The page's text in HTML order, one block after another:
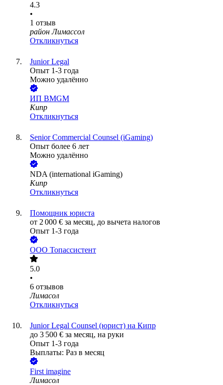
4.3
•
1 отзыв
район Лимассол
Откликнуться
Junior Legal
Опыт 1-3 года
Можно удалённо
ИП BMGM
Кипр
Откликнуться
Senior Commercial Counsel (iGaming)
Опыт более 6 лет
Можно удалённо
NDA (international iGaming)
Кипр
Откликнуться
Помощник юриста
от 2 000 € за месяц, до вычета налогов
Опыт 1-3 года
ООО Топассистент
5.0
•
6 отзывов
Лимасол
Откликнуться
Junior Legal Counsel (юрист) на Кипр
до 3 500 € за месяц, на руки
Опыт 1-3 года
Выплаты: Раз в месяц
First imagine
Лимасол